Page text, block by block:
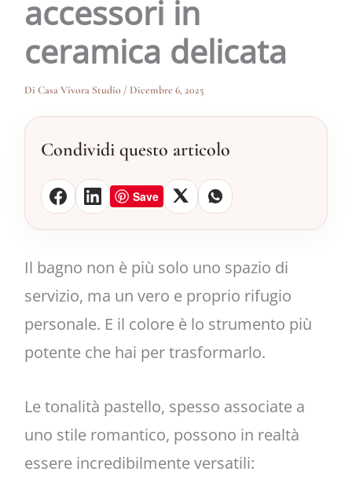
accessori in
ceramica delicata
Di Casa Vivora Studio/ Dicembre 6, 2025
Condividi questo articolo
Save
Il bagno non è più solo uno spazio di
servizio, ma un vero e proprio rifugio
personale. E il colore è lo strumento più
potente che hai per trasformarlo.
Le tonalità pastello, spesso associate a
uno stile romantico, possono in realtà
essere incredibilmente versatili: